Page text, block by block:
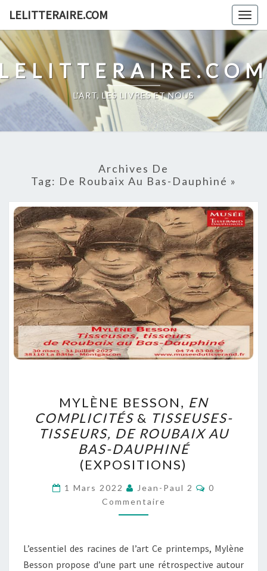
content
LELITTERAIRE.COM
L'ART, LES LIVRES ET NOUS
Archives De
Tag: De Roubaix Au Bas-Dauphiné »
BESSON,
EN
COMPLICITÉS
&
TISSEUSES-
TISSEURS,
DE
ROUBAIX
BAS-
DAUPHINÉ
MYLÈNE BESSON, EN
COMPLICITÉS& TISSEUSES-
TISSEURS, DE ROUBAIX AU
BAS-DAUPHINÉ
(EXPOSITIONS)
1 Mars 2022 Jean-Paul 2
0
Commentaire
L’essentiel des racines de l’art Ce printemps, Mylène
Besson propose d’une part une rétrospective autour